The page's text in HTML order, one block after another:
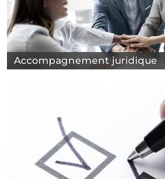
Accompagnement juridique